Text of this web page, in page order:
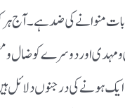
بات منوانے کی ضد ہے۔آج ہر
و مہدی اور دوسرے کو
ہونے کی درجنوں دلائل